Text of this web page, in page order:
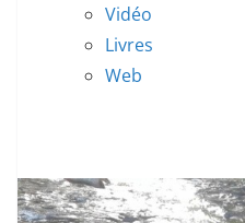
Vidéo
Livres
Web